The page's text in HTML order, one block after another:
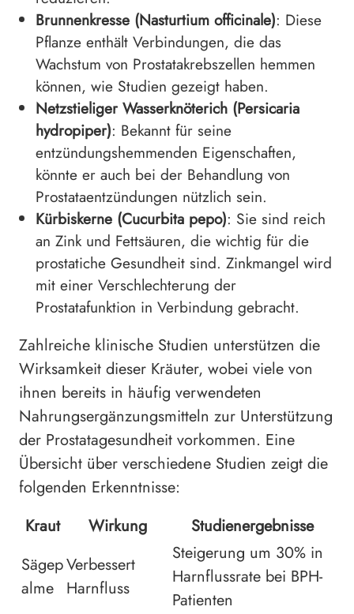
Brunnenkresse (Nasturtium officinale): Diese
Pflanze enthält Verbindungen, die das
Wachstum von Prostatakrebszellen hemmen
können, wie Studien gezeigt haben.
Netzstieliger Wasserknöterich (Persicaria
hydropiper): Bekannt für seine
entzündungshemmenden Eigenschaften,
könnte er auch bei der Behandlung von
Prostataentzündungen nützlich sein.
Kürbiskerne (Cucurbita pepo): Sie sind reich
an Zink und Fettsäuren, die wichtig für die
prostatiche Gesundheit sind. Zinkmangel wird
mit einer Verschlechterung der
Prostatafunktion in Verbindung gebracht.
Zahlreiche klinische Studien unterstützen die
Wirksamkeit dieser Kräuter, wobei viele von
ihnen bereits in häufig verwendeten
Nahrungsergänzungsmitteln zur Unterstützung
der Prostatagesundheit vorkommen. Eine
Übersicht über verschiedene Studien zeigt die
folgenden Erkenntnisse:
Kraut
Wirkung
Studienergebnisse
Sägep
alme
Verbessert
Harnfluss
Steigerung um 30% in
Harnflussrate bei BPH-
Patienten